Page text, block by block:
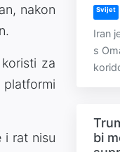
nakon
za
platformi
i rat nisu
Svijet
Iran
s
bi